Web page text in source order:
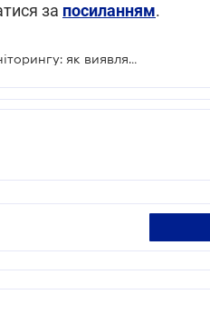
за посиланням.
Безкоштовний вебінар: "LIGA360 для фінмоніторингу: як виявляти та контролювати ризики бізнесу"